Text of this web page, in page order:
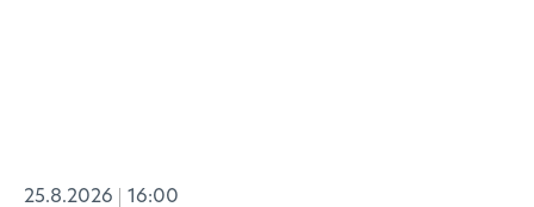
25.8.2026 16:00